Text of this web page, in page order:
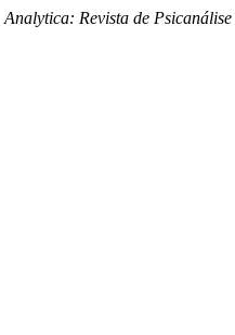
Analytica: Revista de Psicanálise